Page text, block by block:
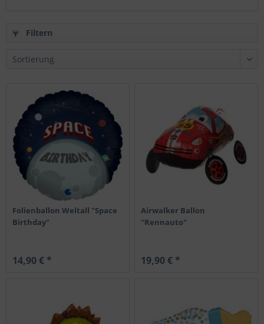
Filtern
Folienballon Weltall "Space
Birthday"
14,90 € *
Airwalker Ballon
"Rennauto"
19,90 € *